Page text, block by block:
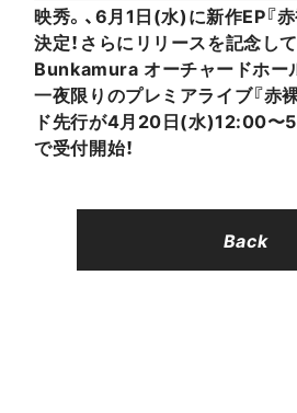
映秀。、6月1日(水)に新作EP『
決定！さらにリリースを記念し
Bunkamura オーチャードホー
一夜限りのプレミアライブ『赤
ド先行が4月20日(水)12:00
で受付開始！
Back